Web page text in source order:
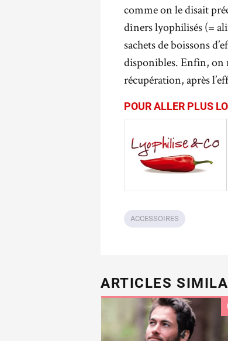
comme on le disait
dîners lyophilisés (=
sachets de boissons
disponibles. Enfin, on
récupération, après
POUR ALLER PLUS
ACCESSOIRES
ARTICLES